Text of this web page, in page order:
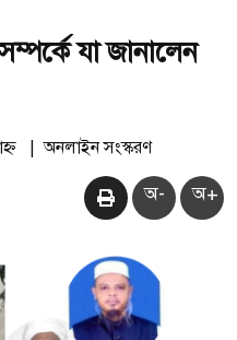
যা জানালেন
অনলাইন সংস্করণ
অ- অ+